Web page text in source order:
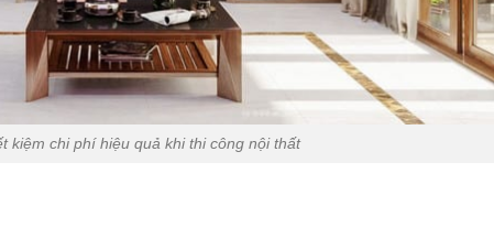
kiệm chi phí hiệu quả khi thi công nội thất